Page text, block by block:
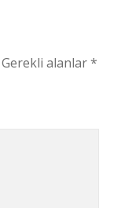
Gerekli alanlar*